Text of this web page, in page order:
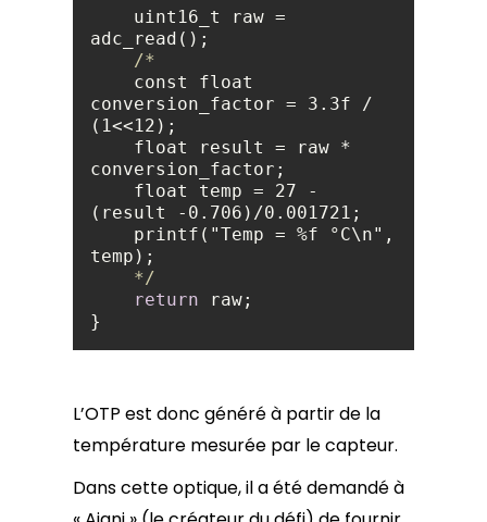
conversion_factor = 3.3f /
    */
return
}
L’OTP est donc généré à partir de la
température mesurée par le capteur.
Dans cette optique, il a été demandé à